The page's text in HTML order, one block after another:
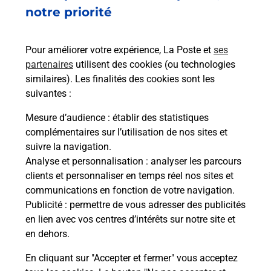
notre priorité
Pour améliorer votre expérience, La Poste et ses
partenaires utilisent des cookies (ou technologies
similaires). Les finalités des cookies sont les
suivantes :
Mesure d’audience : établir des statistiques
complémentaires sur l’utilisation de nos sites et
suivre la navigation.
Analyse et personnalisation : analyser les parcours
clients et personnaliser en temps réel nos sites et
communications en fonction de votre navigation.
Publicité : permettre de vous adresser des publicités
en lien avec vos centres d’intérêts sur notre site et
en dehors.
En cliquant sur "Accepter et fermer" vous acceptez
Vous cherchez à passer votre code de la route auto
En savoir plus Je réserve
En savoir plus
Vous cherchez à passer votre permis bateau à
Clamart (92140) ? Découvrez l'offre proposée par
La Poste.
En savoir plus
Je réserve ma session